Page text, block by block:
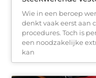
Wie in een beroep
denkt vaak eerst aan
procedures. Toch is
een noodzakelijke
kan